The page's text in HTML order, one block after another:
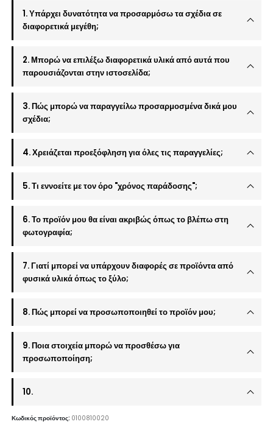
1. Υπάρχει δυνατότητα να προσαρμόσω τα σχέδια σε
διαφορετικά μεγέθη;
2. Μπορώ να επιλέξω διαφορετικά υλικά από αυτά που
παρουσιάζονται στην ιστοσελίδα;
3. Πώς μπορώ να παραγγείλω προσαρμοσμένα δικά μου
σχέδια;
4. Χρειάζεται προεξόφληση για όλες τις παραγγελίες;
5. Τι εννοείτε με τον όρο "χρόνος παράδοσης";
6. Το προϊόν μου θα είναι ακριβώς όπως το βλέπω στη
φωτογραφία;
7. Γιατί μπορεί να υπάρχουν διαφορές σε προϊόντα από
φυσικά υλικά όπως το ξύλο;
8. Πώς μπορεί να προσωποποιηθεί το προϊόν μου;
9. Ποια στοιχεία μπορώ να προσθέσω για
προσωποποίηση;
10.
Κωδικός προϊόντος: 0100810020